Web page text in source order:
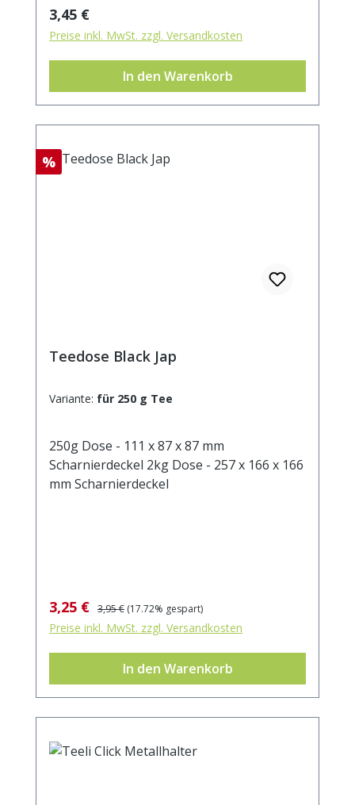
Regulärer Preis:
3,45 €
Preise inkl. MwSt. zzgl. Versandkosten
In den Warenkorb
Rabatt
%
Teedose Black Jap
Variante: für 250 g Tee
250g Dose - 111 x 87 x 87 mm
Scharnierdeckel 2kg Dose - 257 x 166 x 166
mm Scharnierdeckel
Verkaufspreis:
3,25 € Regulärer Preis:
3,95 € (17.72% gespart)
Preise inkl. MwSt. zzgl. Versandkosten
In den Warenkorb